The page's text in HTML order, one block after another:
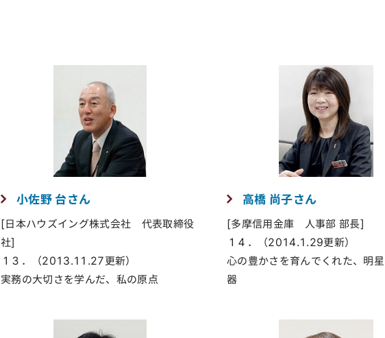
小佐野 台さん
[日本ハウズイング株式会社 代表取締役
社]
１３．（2013.11.27更新）
実務の大切さを学んだ、私の原点
高橋 尚子さん
[多摩信用金庫 人事部 部長]
１４．（2014.1.29更新）
心の豊かさを育んでくれた、明星
器